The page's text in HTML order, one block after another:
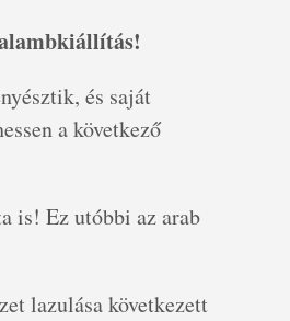
és saját
a következő
is! Ez utóbbi az arab
lazulása következett